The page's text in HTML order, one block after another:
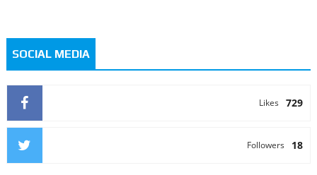
SOCIAL MEDIA
729
Likes
18
Followers